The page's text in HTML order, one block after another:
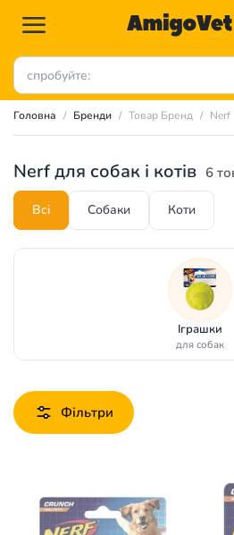
Головна Бренди Товар Бренд Nerf
Nerf для собак і котів 6
Всі Собаки Коти
Іграшки
для собак
Фільтри